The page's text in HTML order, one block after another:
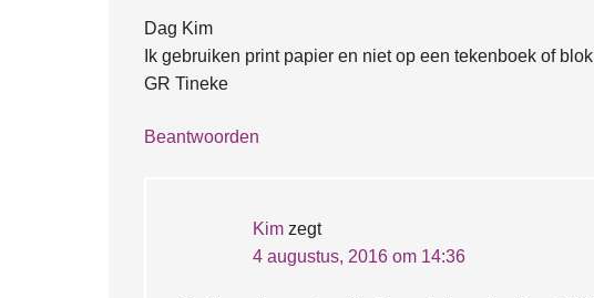
Dag Kim
Ik gebruiken print papier en niet op een tekenboek of blok
GR Tineke
Beantwoorden
Kim zegt
4 augustus, 2016 om 14:36